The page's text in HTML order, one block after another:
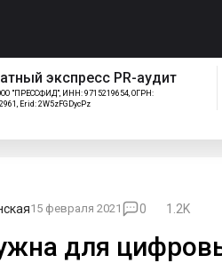
работает отдел
Pressfeed
15 февраля 2021 0 1.2K
для